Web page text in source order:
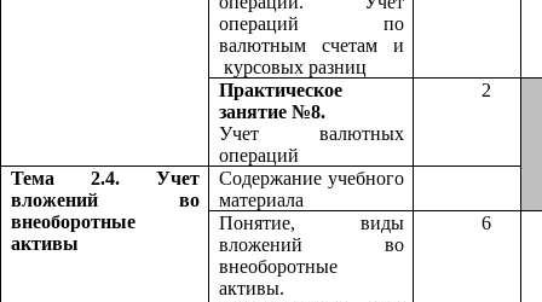
операций по
валютным счетам и
курсовых разниц
Практическое
занятие №8.
Учет валютных
операций
2
Тема 2.4. Учет
вложений во
внеоборотные
активы
Содержание учебного
материала
Понятие, виды
вложений во
внеоборотные
активы.
6